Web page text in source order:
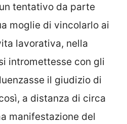
tentativo da parte
moglie di vincolarlo ai
lavorativa, nella
intromettesse con gli
il giudizio di
a distanza di circa
manifestazione del